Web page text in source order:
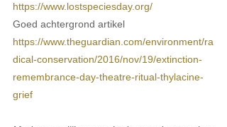
https://www.lostspeciesday.org/
Goed achtergrond artikel
https://www.theguardian.com/environment/ra
dical-conservation/2016/nov/19/extinction-
remembrance-day-theatre-ritual-thylacine-
grief